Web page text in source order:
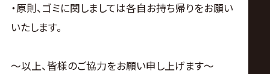
・原則、ゴミに関しましては各自お持ち帰りをお願い
いたします。
～以上、皆様のご協力をお願い申し上げます～